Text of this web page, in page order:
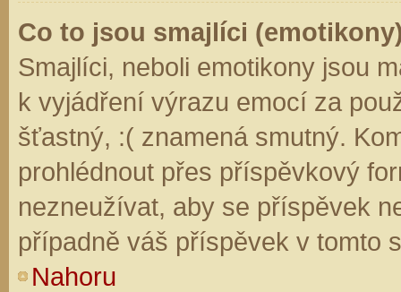
Co to jsou smajlíci
Smajlíci, neboli emotikony jsou
k vyjádření výrazu emocí za
šťastný, :( znamená smutný.
prohlédnout přes příspěvkový
nezneužívat, aby se příspěvek
případně váš příspěvek v tomto
Nahoru